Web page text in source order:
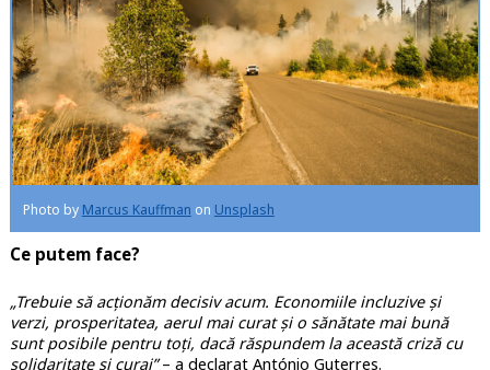
Photo by Marcus Kauffman on Unsplash
Ce putem face?
„Trebuie să acționăm decisiv acum. Economiile incluzive și
verzi, prosperitatea, aerul mai curat și o sănătate mai bună
sunt posibile pentru toți, dacă răspundem la această criză cu
solidaritate și curaj”– a declarat António Guterres.